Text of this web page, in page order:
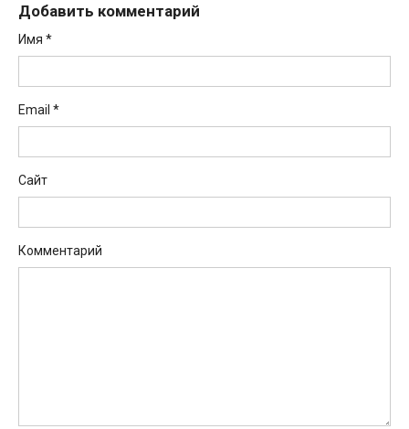
Добавить комментарий
Имя *
Email *
Сайт
Комментарий